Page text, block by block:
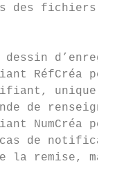
des fichiers
RéfCréa
unique,
de
NumCréa
de
la remise,